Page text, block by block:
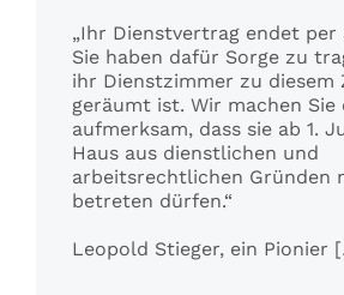
„Ihr Dienstvertrag endet per
Sie haben dafür Sorge zu
ihr Dienstzimmer zu diesem
geräumt ist. Wir machen Sie
aufmerksam, dass sie ab 1.
Haus aus dienstlichen und
arbeitsrechtlichen Gründen
betreten dürfen.“
Leopold Stieger, ein Pionier